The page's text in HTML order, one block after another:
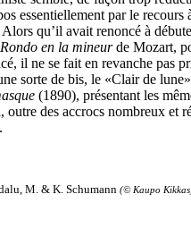
essentiellement par le recours
qu’il avait renoncé à
Rondo en la mineurde Mozart,
il ne se fait en revanche pas
sorte de bis, le «Clair de
(1890), présentant les
outre des accrocs nombreux et
M. & K. Schumann (© Kaupo